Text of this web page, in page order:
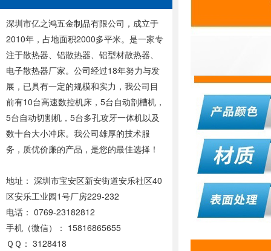
深圳市亿之鸿五金制品有限公司，成立于
2010年，占地面积2000多平米。是一家专
注于散热器、铝散热器、铝型材散热器、
电子散热器厂家。公司经过18年努力与发
展，已具有一定的规模和实力，我公司目
前有10台高速数控机床，5台自动剖槽机，
5台自动切割机，5台多孔攻牙一体机以及
数十台大小冲床。我公司雄厚的技术服
务，质优价廉的产品，是您的最佳选择！
地址： 深圳市宝安区新安街道安乐社区40
区安乐工业园1号厂房229-232
电话： 0769-23182812
手机（微信）： 15816865655
ＱＱ： 3128418